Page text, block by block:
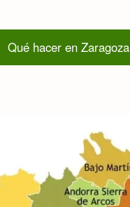
Qué hacer en Zaragoza